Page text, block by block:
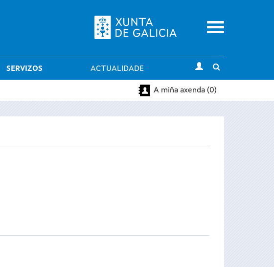
Menu
SERVIZOS ACTUALIDADE
search
A miña axenda (0)